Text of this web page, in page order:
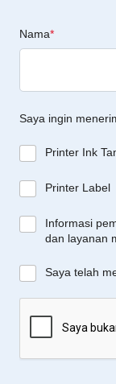
Nama*
Saya ingin
Printer Ink
Printer Label
Informasi
dan layanan
Saya telah